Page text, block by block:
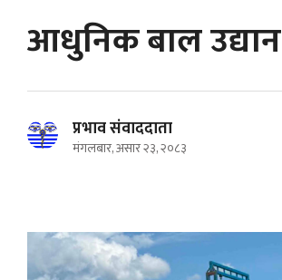
आधुनिक बाल उद्यान
प्रभाव संवाददाता
मंगलबार, असार २३, २०८३